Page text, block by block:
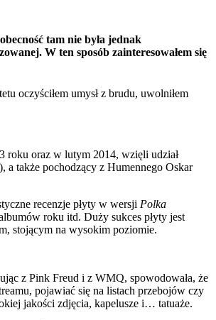
tam nie była jednak
W ten sposób zainteresowałem się
oczyściłem umysł z brudu, uwolniłem
roku oraz w lutym 2014, wzięli udział
a także pochodzący z Humennego Oskar
recenzje płyty w wersji Polka
roku itd. Duży sukces płyty jest
stojącym na wysokim poziomie.
z Pink Freud i z WMQ, spowodowała, że
pojawiać się na listach przebojów czy
jakości zdjęcia, kapelusze i… tatuaże.